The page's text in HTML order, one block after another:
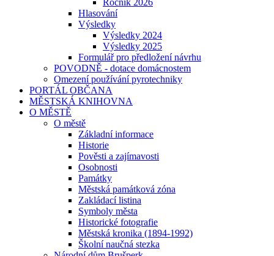
Ročník 2026
Hlasování
Výsledky
Výsledky 2024
Výsledky 2025
Formulář pro předložení návrhu
POVODNĚ - dotace domácnostem
Omezení používání pyrotechniky
PORTÁL OBČANA
MĚSTSKÁ KNIHOVNA
O MĚSTĚ
O městě
Základní informace
Historie
Pověsti a zajímavosti
Osobnosti
Památky
Městská památková zóna
Zakládací listina
Symboly města
Historické fotografie
Městská kronika (1894-1992)
Školní naučná stezka